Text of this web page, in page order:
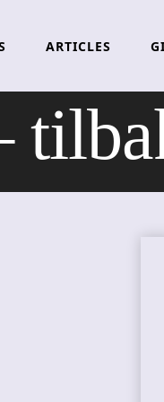
ARTICLES